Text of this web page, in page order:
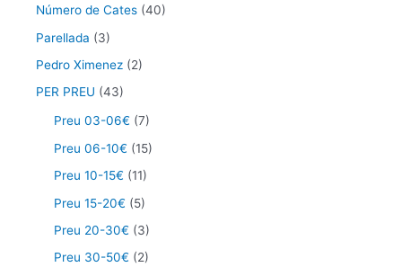
Número de Cates (40)
Parellada (3)
Pedro Ximenez (2)
PER PREU (43)
Preu 03-06€ (7)
Preu 06-10€ (15)
Preu 10-15€ (11)
Preu 15-20€ (5)
Preu 20-30€ (3)
Preu 30-50€ (2)